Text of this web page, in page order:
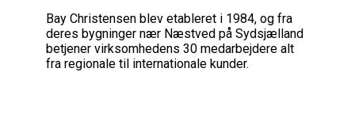
Bay Christensen blev etableret i 1984, og fra
deres bygninger nær Næstved på Sydsjælland
betjener virksomhedens 30 medarbejdere alt
fra regionale til internationale kunder.